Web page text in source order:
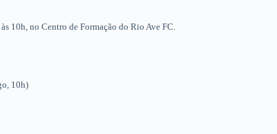
10h, no Centro de Formação do Rio Ave FC.
10h)